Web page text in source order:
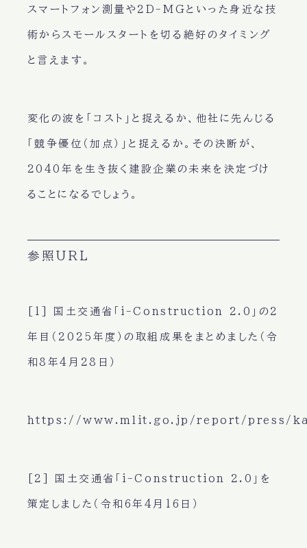
スマートフォン測量や2D-MGといった身近な技
術からスモールスタートを切る絶好のタイミング
と言えます。
変化の波を「コスト」と捉えるか、他社に先んじる
「競争優位（加点）」と捉えるか。その決断が、
2040年を生き抜く建設企業の未来を決定づけ
ることになるでしょう。
参照URL
[1] 国土交通省「i-Construction 2.0」の2
年目（2025年度）の取組成果をまとめました（令
和8年4月28日）
https://www.mlit.go.jp/report/press/
[2] 国土交通省「i-Construction 2.0」を
策定しました（令和6年4月16日）